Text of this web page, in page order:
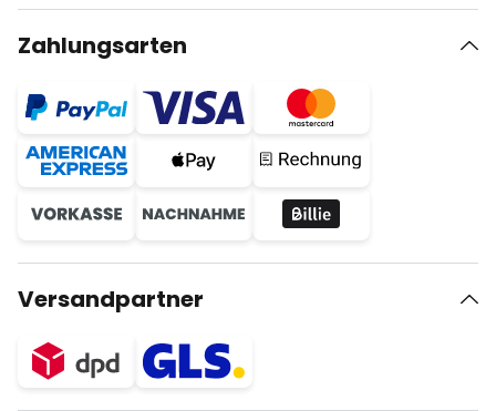
Zahlungsarten
Versandpartner